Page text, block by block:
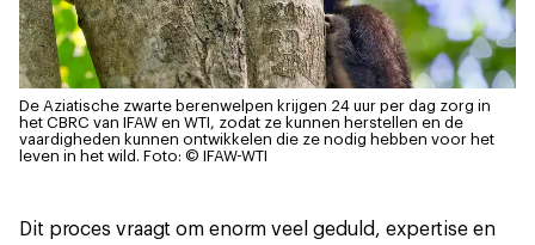
De Aziatische zwarte berenwelpen krijgen 24 uur per dag zorg in
het CBRC van IFAW en WTI, zodat ze kunnen herstellen en de
vaardigheden kunnen ontwikkelen die ze nodig hebben voor het
leven in het wild. Foto: © IFAW-WTI
Dit proces vraagt om enorm veel geduld, expertise en